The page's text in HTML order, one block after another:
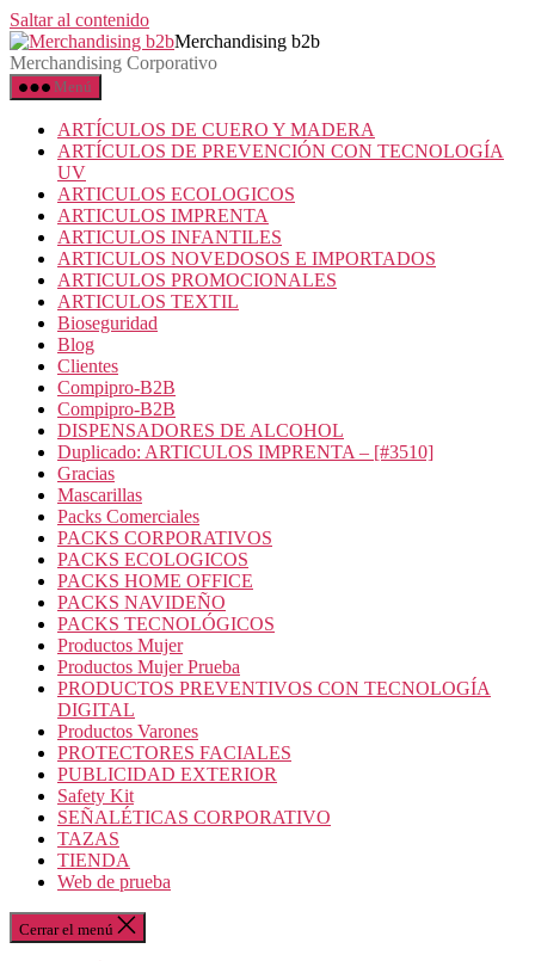
Saltar al contenido
Merchandising b2b
Merchandising Corporativo
Menú
ARTÍCULOS DE CUERO Y MADERA
ARTÍCULOS DE PREVENCIÓN CON TECNOLOGÍA
UV
ARTICULOS ECOLOGICOS
ARTICULOS IMPRENTA
ARTICULOS INFANTILES
ARTICULOS NOVEDOSOS E IMPORTADOS
ARTICULOS PROMOCIONALES
ARTICULOS TEXTIL
Bioseguridad
Blog
Clientes
Compipro-B2B
Compipro-B2B
DISPENSADORES DE ALCOHOL
Duplicado: ARTICULOS IMPRENTA – [#3510]
Gracias
Mascarillas
Packs Comerciales
PACKS CORPORATIVOS
PACKS ECOLOGICOS
PACKS HOME OFFICE
PACKS NAVIDEÑO
PACKS TECNOLÓGICOS
Productos Mujer
Productos Mujer Prueba
PRODUCTOS PREVENTIVOS CON TECNOLOGÍA
DIGITAL
Productos Varones
PROTECTORES FACIALES
PUBLICIDAD EXTERIOR
Safety Kit
SEÑALÉTICAS CORPORATIVO
TAZAS
TIENDA
Web de prueba
Cerrar el menú